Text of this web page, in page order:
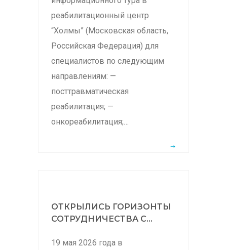
реабилитационный центр
“Холмы” (Московская область,
Российская Федерация) для
специалистов по следующим
направлениям: —
посттравматическая
реабилитация; —
онкореабилитация;…
ОТКРЫЛИСЬ ГОРИЗОНТЫ
СОТРУДНИЧЕСТВА С...
19 мая 2026 года в